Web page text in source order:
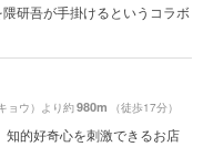
研吾が手掛けるというコラボ
ョウ）より約980m （徒歩17分）
的好奇心を刺激できるお店